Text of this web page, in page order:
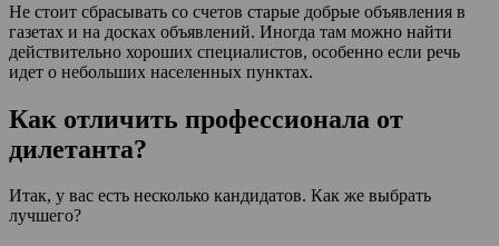
Не стоит сбрасывать со счетов старые добрые объявления в
газетах и на досках объявлений. Иногда там можно найти
действительно хороших специалистов, особенно если речь
идет о небольших населенных пунктах.
Как отличить профессионала от
дилетанта?
Итак, у вас есть несколько кандидатов. Как же выбрать
лучшего?